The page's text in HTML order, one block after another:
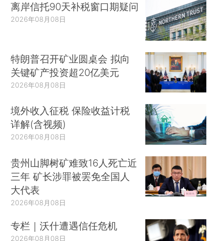
离岸信托90天补税窗口期疑问
2026年08月08日
特朗普召开矿业圆桌会 拟向
关键矿产投资超20亿美元
2026年08月08日
境外收入征税 保险收益计税
详解(含视频)
2026年08月08日
贵州山脚树矿难致16人死亡近
三年 矿长涉罪被罢免全国人
大代表
2026年08月08日
专栏｜沃什遭遇信任危机
2026年08月08日